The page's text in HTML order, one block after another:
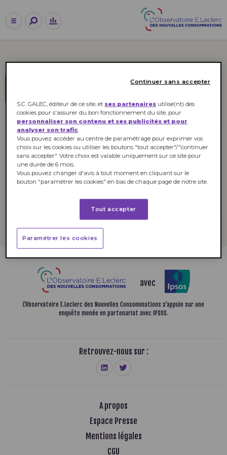
MÉDECINES ALTERNATIVES
MÉDECINES ALTERNATIVES
Infographie : L’avenir du
avec
L’Observatoire E.Leclerc des Nouvelles Consommations s’appuie sur une
enquête menée en partenariat avec IPSOS.
Retrouvez-nous sur :
A propos
Espace Presse
Mentions légales
CGU
Continuer sans accepter
S.C. GALEC, éditeur de ce site, et ses partenaires utilise(nt) des
cookies pour s'assurer du bon fonctionnement du site, pour
personnaliser son contenu et ses publicités et pour
analyser son trafic
Vous pouvez accéder au centre de paramétrage pour exprimer vos
choix sur les cookies ou utiliser les boutons "tout accepter"/"continuer
sans accepter". Votre choix est valable uniquement sur ce site pour
une durée de 6 mois.
Vous pouvez changer d'avis à tout moment en cliquant sur le
bouton "paramétrer les cookies" en bas de chaque page de notre site.
Tout accepter
Paramétrer les cookies